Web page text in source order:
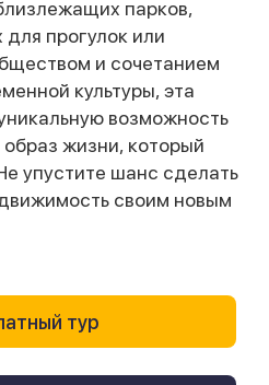
парков,
прогулок или
и сочетанием
культуры, эта
возможность
жизни, который
упустите шанс сделать
своим новым
тур